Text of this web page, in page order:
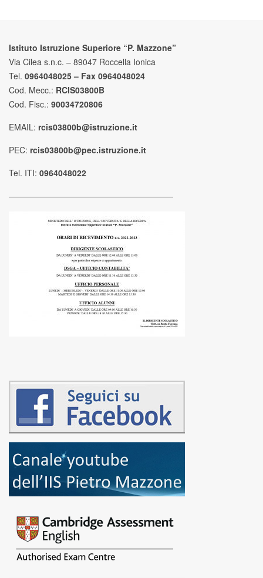
Istituto Istruzione Superiore “P. Mazzone”
Via Cilea s.n.c. – 89047 Roccella Ionica
Tel. 0964048025 – Fax 0964048024
Cod. Mecc.: RCIS03800B
Cod. Fisc.: 90034720806
EMAIL: rcis03800b@istruzione.it
PEC: rcis03800b@pec.istruzione.it
Tel. ITI: 0964048022
————————————————————